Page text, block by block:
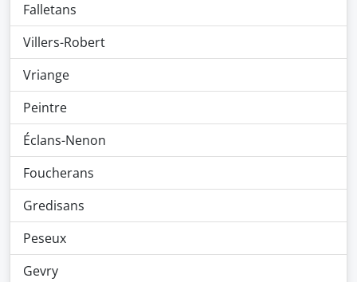
Falletans
Villers-Robert
Vriange
Peintre
Éclans-Nenon
Foucherans
Gredisans
Peseux
Gevry